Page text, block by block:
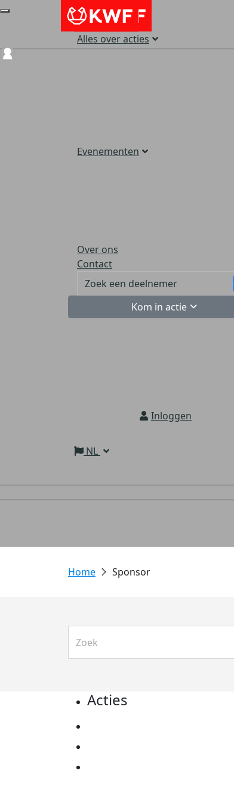
Alles over acties
Evenementen
Over ons
Contact
Kom in actie
Inloggen
NL
Sponsor
Acties